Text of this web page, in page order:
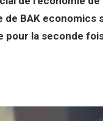
BAK economics
la seconde